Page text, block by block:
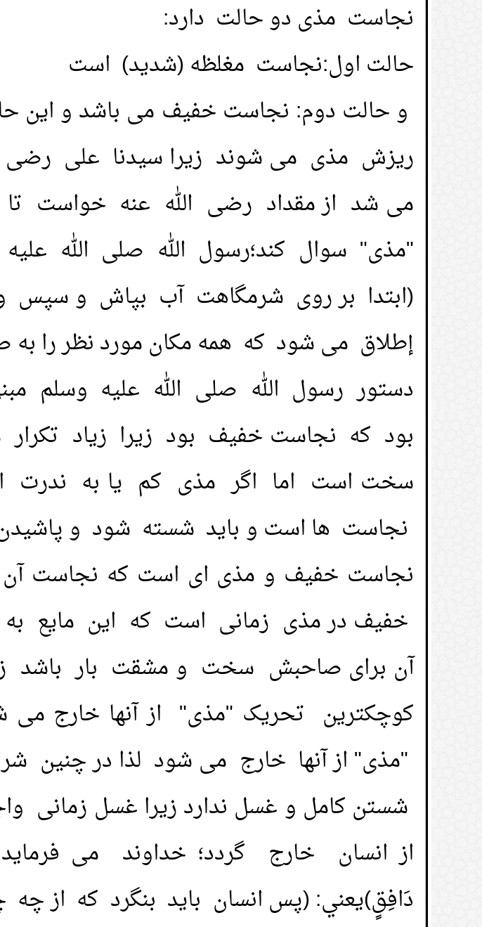
نجاست مذی دو حالت دارد:
حالت اول:نجاست مغلظه (شدید) است
و حالت دوم: نجاست خفیف می باشد و این
ریزش مذی می شوند زیرا سیدنا علی رضی
می شد از مقداد رضی الله عنه خواست تا
"مذی" سوال کند؛رسول الله صلی الله
(ابتدا بر روی شرمگاهت آب بپاش و سپس
إطلاق می شود که همه مکان مورد نظر را به
دستور رسول الله صلى الله عليه وسلم
بود که نجاست خفیف بود زیرا زیاد تکرار
سخت است اما اگر مذی کم یا به ندرت
نجاست ها است و باید شسته شود و
نجاست خفیف و مذی ای است که نجاست آن
خفیف در مذی زمانی است که این مایع
آن برای صاحبش سخت و مشقت بار باشد
کوچکترین تحریک "مذی" از آنها خارج
"مذی" از آنها خارج می شود لذا در چنین
شستن کامل و غسل ندارد زیرا غسل
1.
آیامیتوانم باقی مانده عودهایی که جهت معطرکردن
مسجداستفاده میشودرا باخودبردارم؟
2. آیا می توانم به مدیر خودم در کار هدیه بدهم؟
هديه دادن به معلم خود؛
4. خرید و فروش نمایشی؛
5. تبدیل کردن وقف غیرفعال به مغازه ها یا مکان هایی که امکان
بهره وری از آنها باشد؛